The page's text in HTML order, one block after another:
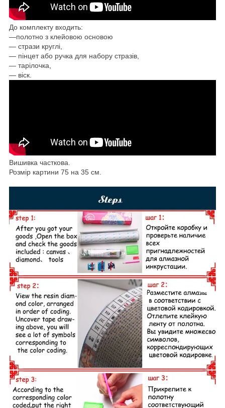
До комплекту входить:
―полотно з клейовою основою
― стрази круглі,
— пінцет або ручка для набору стразів,
— тарілочка,
— віск.
Вишивка часткова.
Розмір картини 75 на 35 см.